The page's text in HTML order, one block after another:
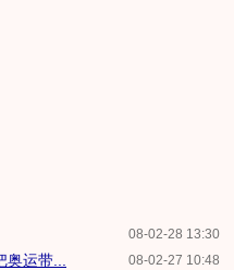
08-02-28 13:30
08-02-27 10:48
运带...